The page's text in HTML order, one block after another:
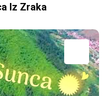
Iz Zraka